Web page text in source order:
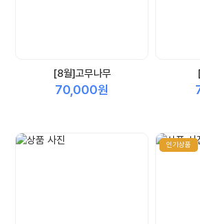
[8월]고무나무
70,000원
인기상품